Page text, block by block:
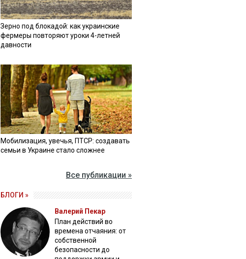
Зерно под блокадой: как украинские
фермеры повторяют уроки 4-летней
давности
Мобилизация, увечья, ПТСР: создавать
семьи в Украине стало сложнее
Все публикации »
БЛОГИ »
Валерий Пекар
План действий во
времена отчаяния: от
собственной
безопасности до